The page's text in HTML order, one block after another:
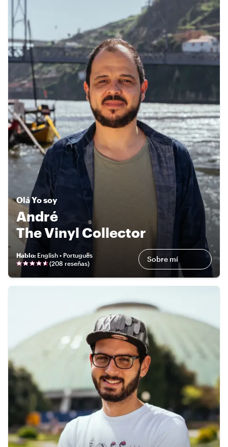
OláYo soy
André
The Vinyl Collector
Hablo: English • Português
(208 reseñas) Sobre mí